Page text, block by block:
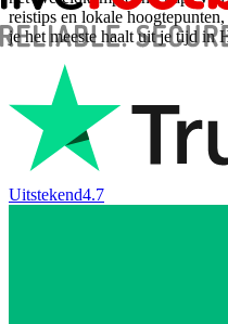
reistips en lokale
je het meeste haalt uit je tijd in
Uitstekend4.7